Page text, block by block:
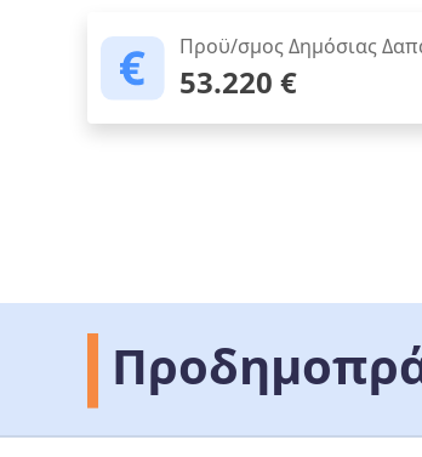
Προϋ/σμος Δημόσιας
53.220 €